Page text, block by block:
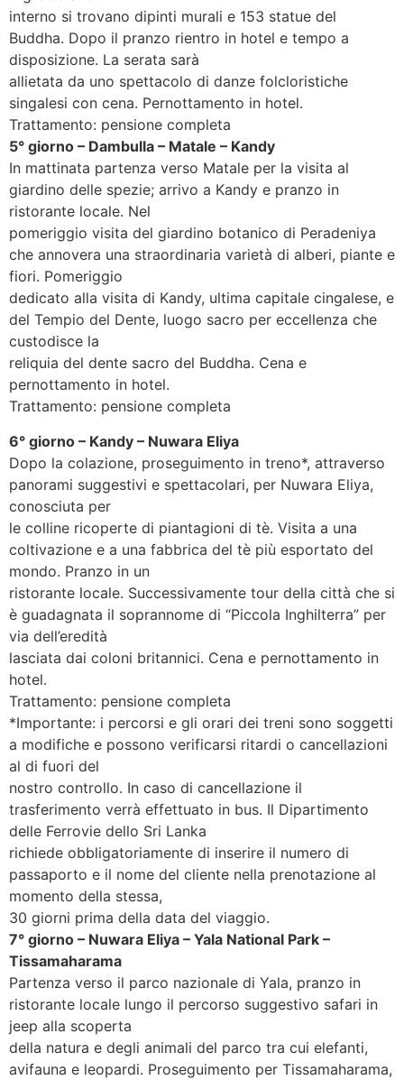
interno si trovano dipinti murali e 153 statue del
Buddha. Dopo il pranzo rientro in hotel e tempo a
disposizione. La serata sarà
allietata da uno spettacolo di danze folcloristiche
singalesi con cena. Pernottamento in hotel.
Trattamento: pensione completa
5° giorno – Dambulla – Matale – Kandy
In mattinata partenza verso Matale per la visita al
giardino delle spezie; arrivo a Kandy e pranzo in
ristorante locale. Nel
pomeriggio visita del giardino botanico di Peradeniya
che annovera una straordinaria varietà di alberi, piante e
fiori. Pomeriggio
dedicato alla visita di Kandy, ultima capitale cingalese, e
del Tempio del Dente, luogo sacro per eccellenza che
custodisce la
reliquia del dente sacro del Buddha. Cena e
pernottamento in hotel.
Trattamento: pensione completa
6° giorno – Kandy – Nuwara Eliya
Dopo la colazione, proseguimento in treno*, attraverso
panorami suggestivi e spettacolari, per Nuwara Eliya,
conosciuta per
le colline ricoperte di piantagioni di tè. Visita a una
coltivazione e a una fabbrica del tè più esportato del
mondo. Pranzo in un
ristorante locale. Successivamente tour della città che si
è guadagnata il soprannome di “Piccola Inghilterra” per
via dell’eredità
lasciata dai coloni britannici. Cena e pernottamento in
hotel.
Trattamento: pensione completa
*Importante: i percorsi e gli orari dei treni sono soggetti
a modifiche e possono verificarsi ritardi o cancellazioni
al di fuori del
nostro controllo. In caso di cancellazione il
trasferimento verrà effettuato in bus. Il Dipartimento
delle Ferrovie dello Sri Lanka
richiede obbligatoriamente di inserire il numero di
passaporto e il nome del cliente nella prenotazione al
momento della stessa,
30 giorni prima della data del viaggio.
7° giorno – Nuwara Eliya – Yala National Park –
Tissamaharama
Partenza verso il parco nazionale di Yala, pranzo in
ristorante locale lungo il percorso suggestivo safari in
jeep alla scoperta
della natura e degli animali del parco tra cui elefanti,
avifauna e leopardi. Proseguimento per Tissamaharama,